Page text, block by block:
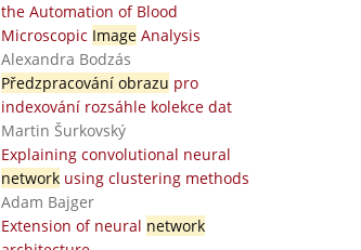
the Automation of Blood
Microscopic ImageAnalysis
Alexandra Bodzás
Předzpracování obrazu pro
indexování rozsáhle kolekce dat
Martin Šurkovský
Explaining convolutional neural
networkusing clustering methods
Adam Bajger
Extension of neural network